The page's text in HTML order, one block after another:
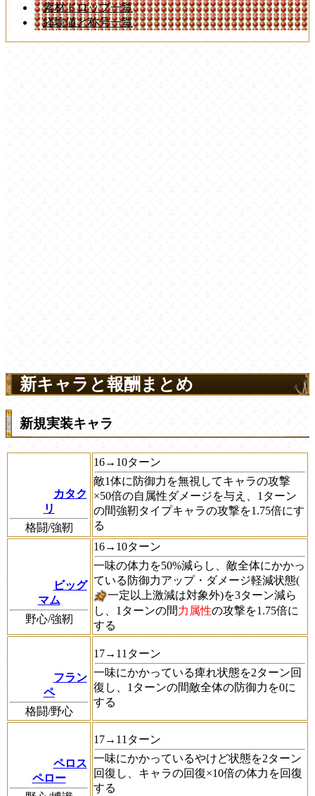
素材ドロップ一覧
経験値と称号一覧
新キャラと報酬まとめ
新規実装キャラ
カタク
リ
格闘/強靭
16→10ターン
敵1体に防御力を無視してキャラの攻撃
×50倍の自属性ダメージを与え、1ターン
の間強靭タイプキャラの攻撃を1.75倍にす
る
ビッグ
マム
野心/強靭
16→10ターン
一味の体力を50%減らし、敵全体にかかっ
ている防御力アップ・ダメージ軽減状態(
一定以上激減は対象外)を3ターン減ら
し、1ターンの間力属性の攻撃を1.75倍に
する
フラン
ペ
格闘/野心
17→11ターン
一味にかかっている痺れ状態を2ターン回
復し、1ターンの間敵全体の防御力を0に
する
ペロス
ペロー
17→11ターン
一味にかかっているやけど状態を2ターン
回復し、キャラの回復×10倍の体力を回復
する